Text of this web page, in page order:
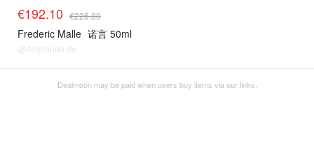
€192.10 €226.00
Frederic Malle 诺言 50ml
@dealmoon.de
Dealmoon may be paid when users buy items via our links.